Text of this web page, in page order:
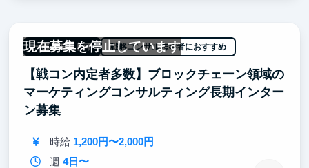
もって挑戦できる
特に、学生インターン採用では、企画段階から実行フ
ェーズ、そして改善まで一連の採用活動を担うことが
出来ます。採用活動には、集客などマーケティングの
側面も多々あります。企画段階から大手外資コンサル
出身社員に壁打ちを繰り返すことができるため、仮説
きます。
現在募集を停止しています
一部リモート可 戦略コンサル志望者におすすめ
【戦コン内定者多数】ブロックチェーン領域の
マーケティングコンサルティング長期インター
ン募集
時給 1,200円〜2,000円
週 4日〜